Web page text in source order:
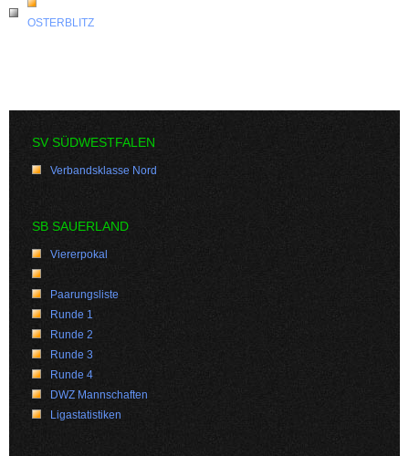
OSTERBLITZ
SV SÜDWESTFALEN
Verbandsklasse Nord
SB SAUERLAND
Viererpokal
Paarungsliste
Runde 1
Runde 2
Runde 3
Runde 4
DWZ Mannschaften
Ligastatistiken